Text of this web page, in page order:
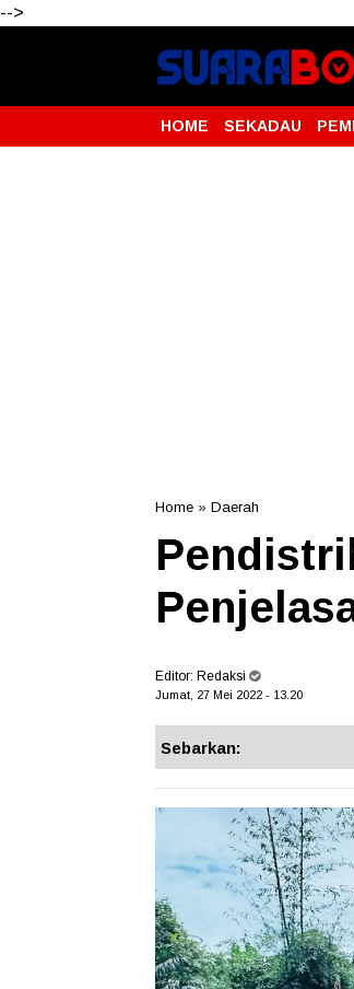
-->
HOME SEKADAU
Home » Daerah
Editor: Redaksi
Jumat, 27 Mei 2022 - 13.20
Sebarkan: